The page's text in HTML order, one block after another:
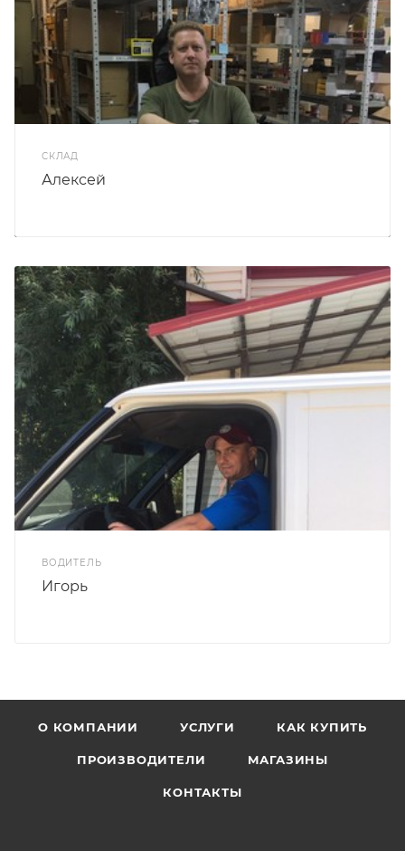
СКЛАД
Алексей
ВОДИТЕЛЬ
Игорь
О КОМПАНИИ УСЛУГИ КАК КУПИТЬ
ПРОИЗВОДИТЕЛИ МАГАЗИНЫ
КОНТАКТЫ